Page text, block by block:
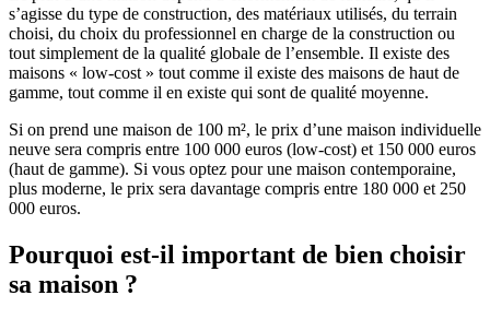
s’agisse du type de construction, des matériaux utilisés, du terrain
choisi, du choix du professionnel en charge de la construction ou
tout simplement de la qualité globale de l’ensemble. Il existe des
maisons « low-cost » tout comme il existe des maisons de haut de
gamme, tout comme il en existe qui sont de qualité moyenne.
Si on prend une maison de 100 m², le prix d’une maison individuelle
neuve sera compris entre 100 000 euros (low-cost) et 150 000 euros
(haut de gamme). Si vous optez pour une maison contemporaine,
plus moderne, le prix sera davantage compris entre 180 000 et 250
000 euros.
Pourquoi est-il important de bien choisir
sa maison ?